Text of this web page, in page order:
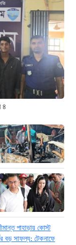
স্থিতাবস্থা বজায় রাখার
পেল সরকার
বিদ্যুৎ প্রকল্প
৪